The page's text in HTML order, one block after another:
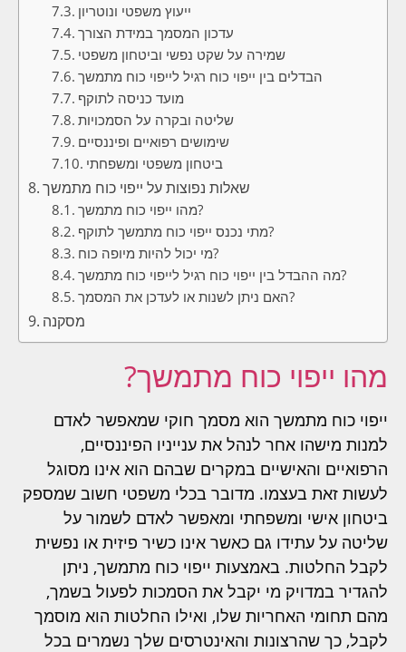
ייעוץ משפטי ונוטריון
עדכון המסמך במידת הצורך
שמירה על שקט נפשי וביטחון משפטי
הבדלים בין ייפוי כוח רגיל לייפוי כוח מתמשך
מועד כניסה לתוקף
שליטה ובקרה על הסמכויות
שימושים רפואיים ופיננסיים
ביטחון משפטי ומשפחתי
שאלות נפוצות על ייפוי כוח מתמשך
מהו ייפוי כוח מתמשך?
מתי נכנס ייפוי כוח מתמשך לתוקף?
מי יכול להיות מיופה כוח?
מה ההבדל בין ייפוי כוח רגיל לייפוי כוח מתמשך?
האם ניתן לשנות או לעדכן את המסמך?
מסקנה
מהו ייפוי כוח מתמשך?
ייפוי כוח מתמשך הוא מסמך חוקי שמאפשר לאדם
למנות מישהו אחר לנהל את ענייניו הפיננסיים,
הרפואיים והאישיים במקרים שבהם הוא אינו מסוגל
לעשות זאת בעצמו. מדובר בכלי משפטי חשוב שמספק
ביטחון אישי ומשפחתי ומאפשר לאדם לשמור על
שליטה על עתידו גם כאשר אינו כשיר פיזית או נפשית
לקבל החלטות. באמצעות ייפוי כוח מתמשך, ניתן
להגדיר במדויק מי יקבל את הסמכות לפעול בשמך,
מהם תחומי האחריות שלו, ואילו החלטות הוא מוסמך
לקבל, כך שהרצונות והאינטרסים שלך נשמרים בכל